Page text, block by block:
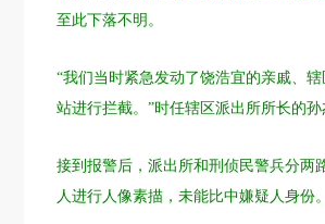
至此下落不明。
“我们当时紧急发动了饶浩宜的亲戚、
站进行拦截。”时任辖区派出所所长的孙
接到报警后，派出所和刑侦民警兵分两
人进行人像素描，未能比中嫌疑人身份。